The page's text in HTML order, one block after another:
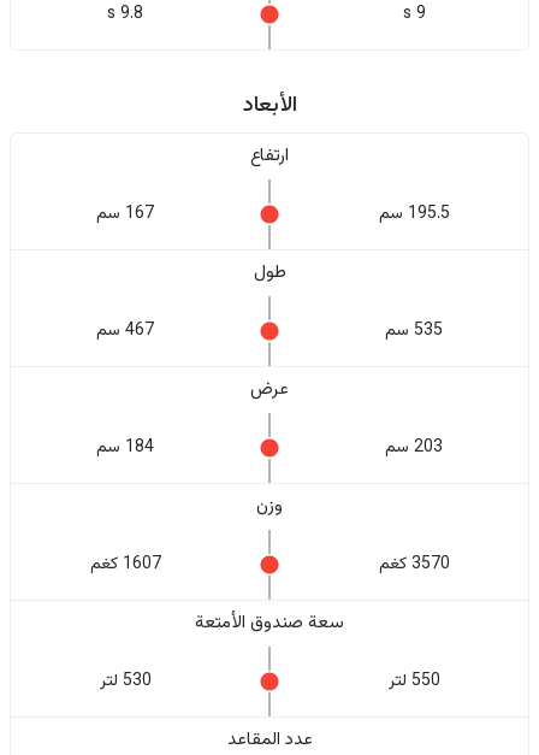
9 s
9.8 s
الأبعاد
ارتفاع
195.5 سم 167 سم
طول
535 سم 467 سم
عرض
203 سم 184 سم
وزن
3570 كغم 1607 كغم
سعة صندوق الأمتعة
550 لتر 530 لتر
عدد المقاعد